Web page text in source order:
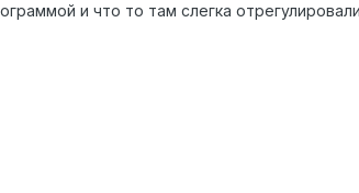
и что то там слегка